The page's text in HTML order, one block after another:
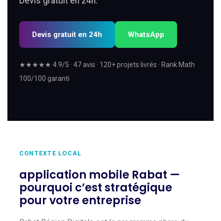
Devis gratuit en 24h WhatsApp
★★★★★ 4.9/5 · 47 avis · 120+ projets livrés · Rank Math
100/100 garanti
CONTEXTE LOCAL
application mobile Rabat —
pourquoi c’est stratégique
pour votre entreprise